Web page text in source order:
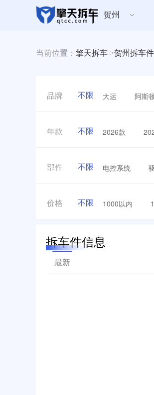
贺州
当前位置： 擎天拆车 >贺州拆车件
品牌 不限 大运 阿斯
年款 不限 2026款
部件 不限 电控系统
价格 不限 1000以内
拆车件信息
最新